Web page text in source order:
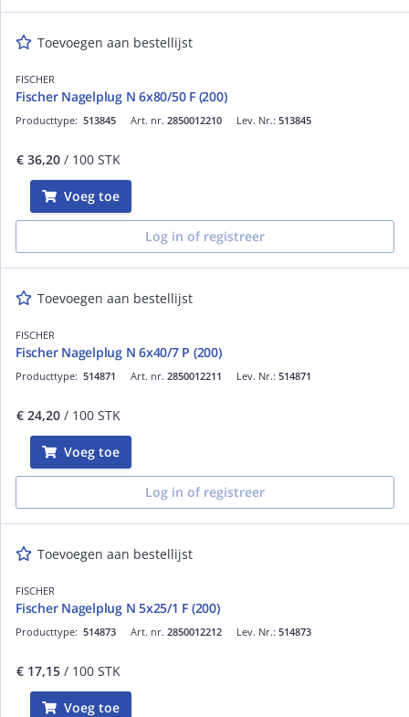
Toevoegen aan bestellijst
FISCHER
Fischer Nagelplug N 6x80/50 F (200)
Art. nr. 2850012210
Producttype: 513845 Lev. Nr.: 513845
€ 36,20 / 100 STK
Voeg toe
Log in of registreer
Toevoegen aan bestellijst
FISCHER
Fischer Nagelplug N 6x40/7 P (200)
Art. nr. 2850012211
Producttype: 514871 Lev. Nr.: 514871
€ 24,20 / 100 STK
Voeg toe
Log in of registreer
Toevoegen aan bestellijst
FISCHER
Fischer Nagelplug N 5x25/1 F (200)
Art. nr. 2850012212
Producttype: 514873 Lev. Nr.: 514873
€ 17,15 / 100 STK
Voeg toe